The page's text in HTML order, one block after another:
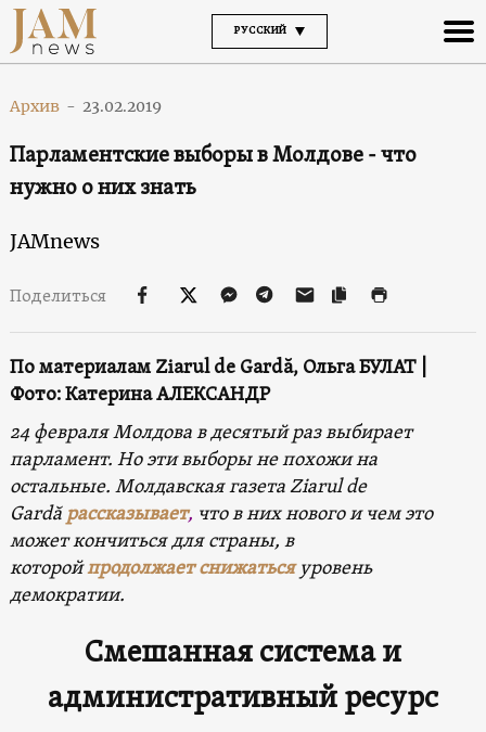
РУССКИЙ
Архив - 23.02.2019
Парламентские выборы в Молдове - что
нужно о них знать
JAMnews
Поделиться
По материалам Ziarul de Gardă, Ольга БУЛАТ |
Фото: Катерина АЛЕКСАНДР
24 февраля Молдова в десятый раз выбирает
парламент. Но эти выборы не похожи на
остальные. Молдавская газета Ziarul de
Gardă рассказывает, что в них нового и чем это
может кончиться для страны, в
которойпродолжает снижаться уровень
демократии.
Смешанная система и
административный ресурс